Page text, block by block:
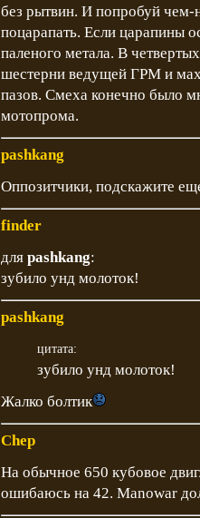
без рытвин. И попробуй чем-
поцарапать. Если царапины
паленого метала. В
шестерни ведущей ГРМ и
пазов. Смеха конечно было
мотопрома.
pashkang
Оппозитчики, подскажите
finder
для pashkang:
зубило унд молоток!
pashkang
цитата:
зубило унд молоток!
Жалко болтик
Chep
На обычное 650 кубовое
ошибаюсь на 42. Manowar